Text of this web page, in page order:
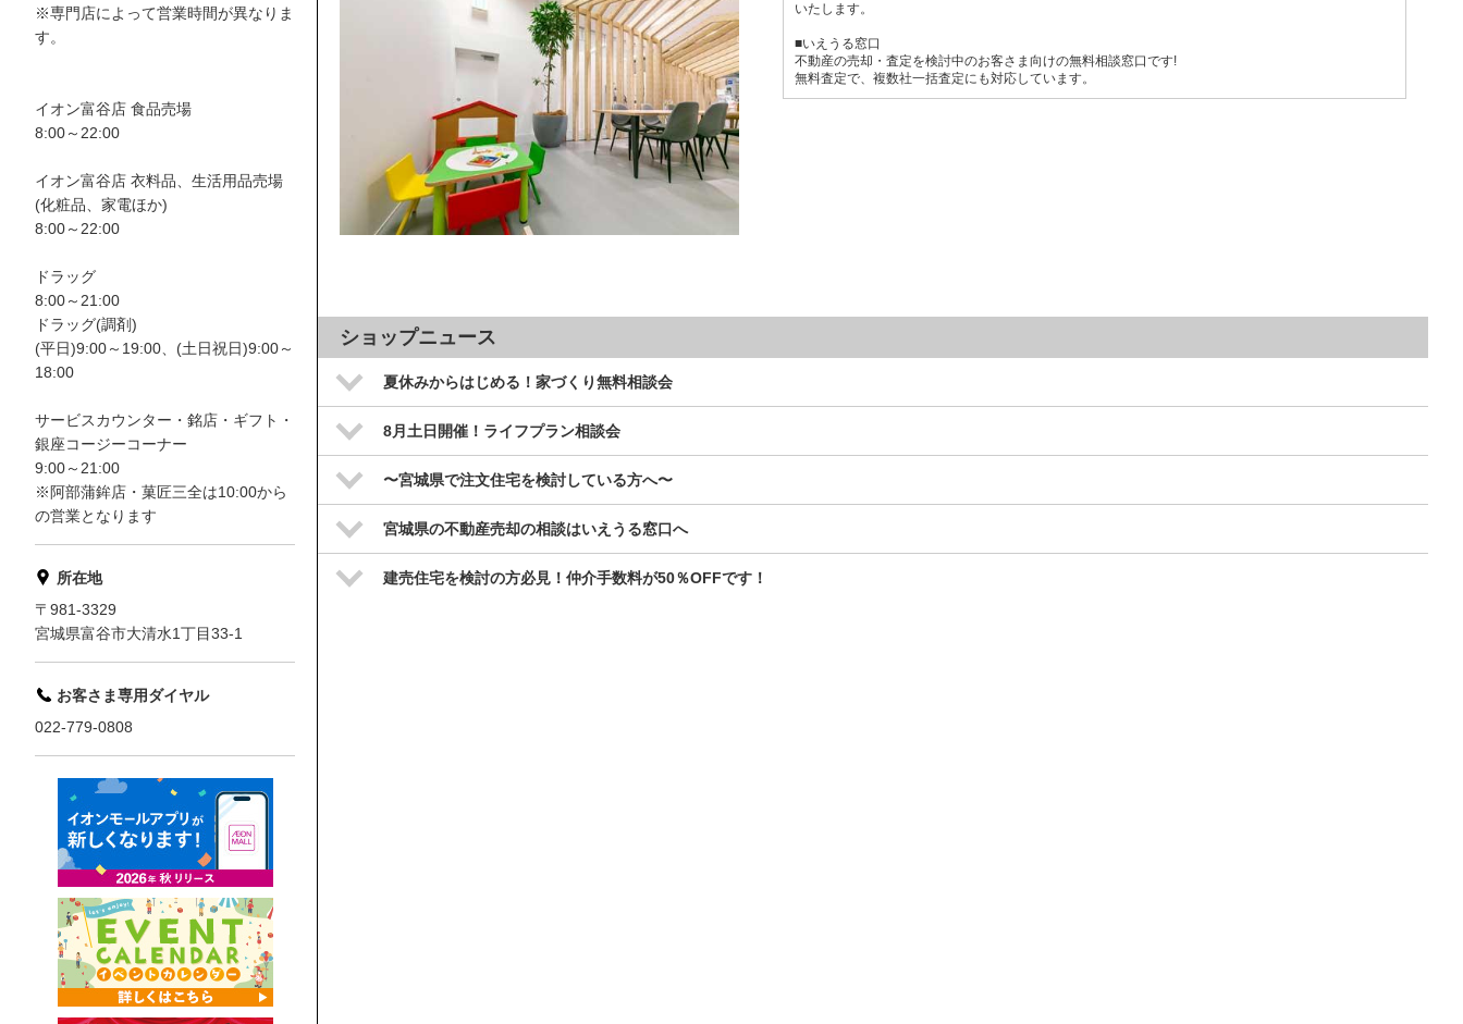
いたします。
■いえうる窓口
不動産の売却・査定を検討中のお客さま向けの無料相談窓口です!
無料査定で、複数社一括査定にも対応しています。
ショップニュース
夏休みからはじめる！家づくり無料相談会
8月土日開催！ライフプラン相談会
〜宮城県で注文住宅を検討している方へ〜
宮城県の不動産売却の相談はいえうる窓口へ
建売住宅を検討の方必見！仲介手数料が50％OFFです！
※専門店によって営業時間が異なりま
す。
イオン富谷店 食品売場
8:00～22:00
イオン富谷店 衣料品、生活用品売場
(化粧品、家電ほか)
8:00～22:00
ドラッグ
8:00～21:00
ドラッグ(調剤)
(平日)9:00～19:00、(土日祝日)9:00～
18:00
サービスカウンター・銘店・ギフト・
銀座コージーコーナー
9:00～21:00
※阿部蒲鉾店・菓匠三全は10:00から
の営業となります
所在地
〒981-3329
宮城県富谷市大清水1丁目33-1
お客さま専用ダイヤル
022-779-0808